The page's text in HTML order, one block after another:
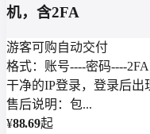
机，含2FA
游客可购自动交付
格式：账号----密码----
干净的IP登录，登录后出
售后说明：包...
¥88.69起